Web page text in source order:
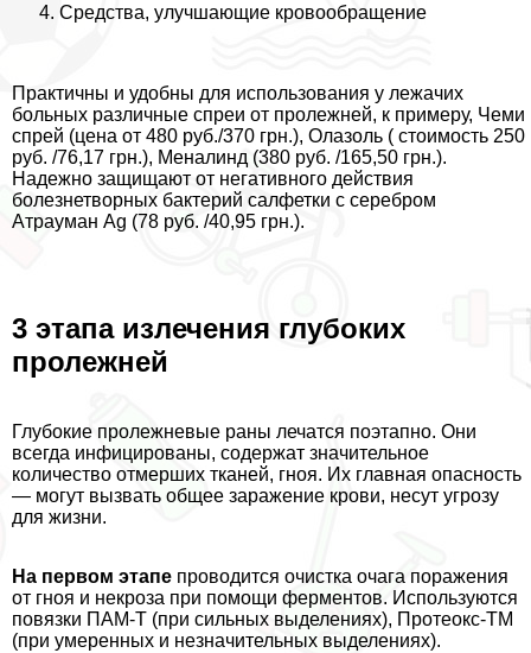
Средства, улучшающие кровообращение
Пpaктичны и удобны для использования у лежачих
больных различные спреи от пролежней, к примеру, Чеми
спрей (цена от 480 руб./370 грн.), Олазоль ( стоимость 250
руб. /76,17 грн.), Меналинд (380 руб. /165,50 грн.).
Надежно защищают от негативного действия
болезнетворных бактерий салфетки с серебром
Атрауман Ag (78 руб. /40,95 грн.).
3 этапа излечения глубоких
пролежней
Глубокие пролежневые раны лечатся поэтапно. Они
всегда инфицированы, содержат значительное
количество отмерших тканей, гноя. Их главная опасность
— могут вызвать общее заражение крови, несут угрозу
для жизни.
На первом этапе проводится очистка очага поражения
от гноя и некроза при помощи ферментов. Используются
повязки ПАМ-Т (при сильных выделениях), Протеокс-ТМ
(при умеренных и незначительных выделениях).